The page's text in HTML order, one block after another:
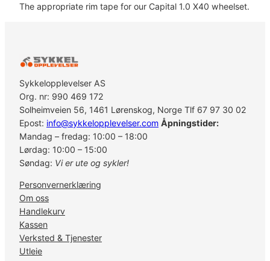
The appropriate rim tape for our Capital 1.0 X40 wheelset.
Sykkelopplevelser AS
Org. nr: 990 469 172
Solheimveien 56, 1461 Lørenskog, Norge Tlf 67 97 30 02
Epost: info@sykkelopplevelser.com Åpningstider:
Mandag – fredag: 10:00 – 18:00
Lørdag: 10:00 – 15:00
Søndag: Vi er ute og sykler!
Personvernerklæring
Om oss
Handlekurv
Kassen
Verksted & Tjenester
Utleie